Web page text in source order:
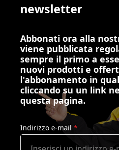
newsletter
Abbonati ora alla
viene pubblicata
sempre il primo a
nuovi prodotti e
l'abbonamento in
cliccando su un link
questa pagina.
Indirizzo e-mail *